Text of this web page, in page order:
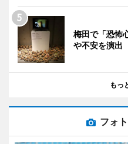
梅田で「恐怖
や不安を演出
もっ
フォ